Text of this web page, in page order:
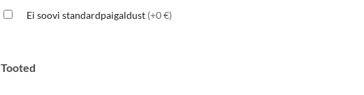
Ei soovi standardpaigaldust (+0 €)
Tooted